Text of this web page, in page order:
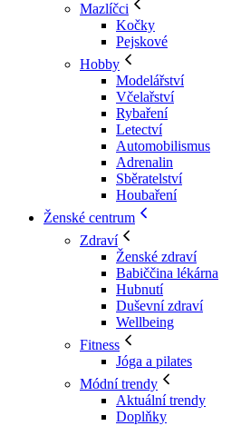
Mazlíčci
Kočky
Pejskové
Hobby
Modelářství
Včelařství
Rybaření
Letectví
Automobilismus
Adrenalin
Sběratelství
Houbaření
Ženské centrum
Zdraví
Ženské zdraví
Babiččina lékárna
Hubnutí
Duševní zdraví
Wellbeing
Fitness
Jóga a pilates
Módní trendy
Aktuální trendy
Doplňky